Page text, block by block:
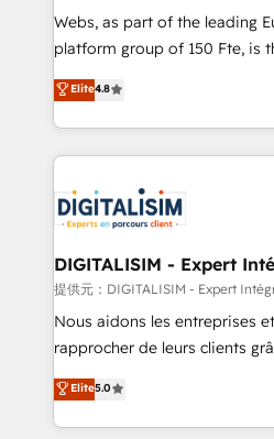
HubSpot pros 📊 Lead
HubSpot Why us? - SIX HubSpot Accreditations -
CRM, Solutions Architecture, Onboarding , Data
Migration, Custom Integration
team of 25+ experts Contact us today to help you
get more from your
Webs, as part of the leading
platform group of 150 Fte, is the trusted Elite
HubSpot CRM Partner
maximizing EBITDA and
Excellence. With our targeted
strengthen your digital
Implementation partner, we
drive your business forward. Since 2015 we are fully
dedicated to HubSpot and
team (50+), we work with
B2B sectors such as
business services. We
impact of your digital
detailed financial rationale
Elite4.8
DIGITALISIM - Expert
提供元：DIGITALISIM - Expert
Nous aidons les entreprises
rapprocher de leurs clients
DIGITALISIM, nous avons
réussite des entreprises
le marketing digital, et la
Elite5.0